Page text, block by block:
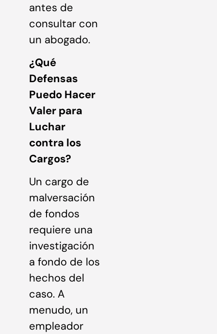
antes de
consultar con
un abogado.
¿Qué
Defensas
Puedo Hacer
Valer para
Luchar
contra los
Cargos?
Un cargo de
malversación
de fondos
requiere una
investigación
a fondo de los
hechos del
caso. A
menudo, un
empleador